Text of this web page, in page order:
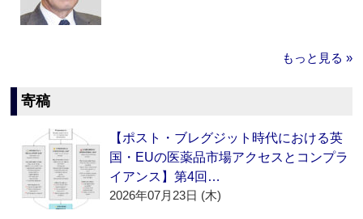
もっと見る »
寄稿
【ポスト・ブレグジット時代における英
国・EUの医薬品市場アクセスとコンプラ
イアンス】第4回…
2026年07月23日 (木)